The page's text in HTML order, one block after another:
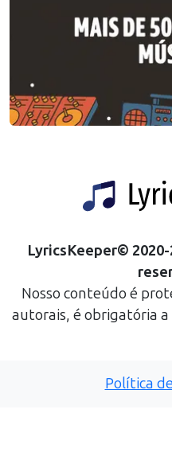
LyricsKeeper© 2020-
Nosso conteúdo é
autorais, é obrigatória
Política